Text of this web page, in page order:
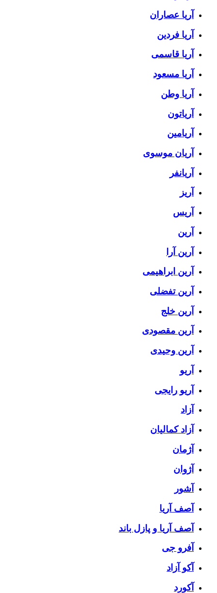
آریا عصاران
آریا فردین
آریا قاسمی
آریا مسعود
آریا وطن
آریاتون
آریامین
آریان موسوی
آریانفر
آریز
آریس
آرین
آرین آرا
آرین ابراهیمی
آرین تفضلی
آرین خلج
آرین مقصودی
آرین وحیدی
آریو
آریو رایجی
آزاد
آزاد کمالیان
آژمان
آژوان
آشور
آصف آریا
آصف آریا و پازل باند
آفرو جی
آکو آزاد
آکورد